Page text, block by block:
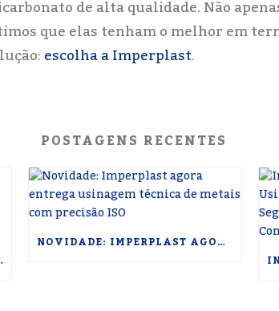
de alta qualidade. Não
que elas tenham o melhor em
escolha a Imperplast.
POSTAGENS RECENTES
PARA ALTAS TEMPERATURAS
NOVIDADE: IMPERPLAST AGORA ENTREGA USINAGEM TÉCNICA DE METAIS COM PRECISÃO ISO